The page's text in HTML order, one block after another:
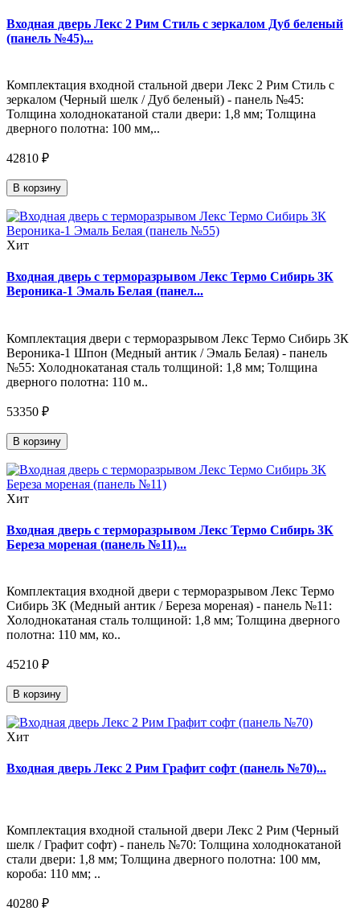
Входная дверь Лекс 2 Рим Стиль с зеркалом Дуб беленый
(панель №45)...
Комплектация входной стальной двери Лекс 2 Рим Стиль с
зеркалом (Черный шелк / Дуб беленый) - панель №45:
Толщина холоднокатаной стали двери: 1,8 мм; Толщина
дверного полотна: 100 мм,..
42810 ₽
В корзину
Хит
Входная дверь с терморазрывом Лекс Термо Сибирь 3К
Вероника-1 Эмаль Белая (панел...
Комплектация двери с терморазрывом Лекс Термо Сибирь 3К
Вероника-1 Шпон (Медный антик / Эмаль Белая) - панель
№55: Холоднокатаная сталь толщиной: 1,8 мм; Толщина
дверного полотна: 110 м..
53350 ₽
В корзину
Хит
Входная дверь с терморазрывом Лекс Термо Сибирь 3К
Береза мореная (панель №11)...
Комплектация входной двери с терморазрывом Лекс Термо
Сибирь 3К (Медный антик / Береза мореная) - панель №11:
Холоднокатаная сталь толщиной: 1,8 мм; Толщина дверного
полотна: 110 мм, ко..
45210 ₽
В корзину
Хит
Входная дверь Лекс 2 Рим Графит софт (панель №70)...
Комплектация входной стальной двери Лекс 2 Рим (Черный
шелк / Графит софт) - панель №70: Толщина холоднокатаной
стали двери: 1,8 мм; Толщина дверного полотна: 100 мм,
короба: 110 мм; ..
40280 ₽